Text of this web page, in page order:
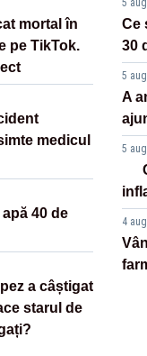
mortal în
pe TikTok.
medicul
40 de
a câștigat
starul de
5
Ce
30
5
A
5
4